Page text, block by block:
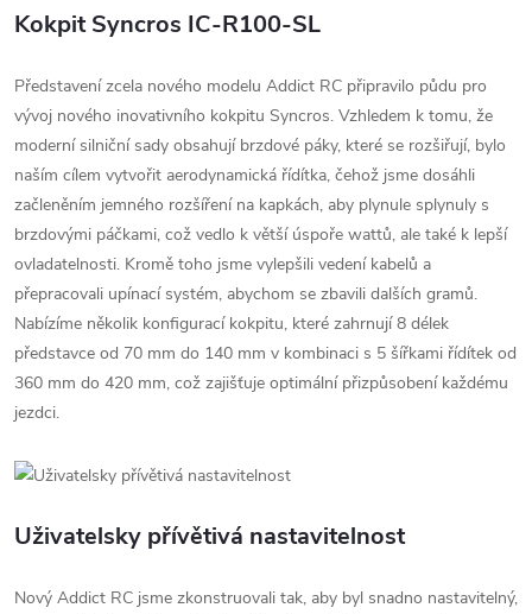
Kokpit Syncros IC-R100-SL
Představení zcela nového modelu Addict RC připravilo půdu pro
vývoj nového inovativního kokpitu Syncros. Vzhledem k tomu, že
moderní silniční sady obsahují brzdové páky, které se rozšiřují, bylo
naším cílem vytvořit aerodynamická řídítka, čehož jsme dosáhli
začleněním jemného rozšíření na kapkách, aby plynule splynuly s
brzdovými páčkami, což vedlo k větší úspoře wattů, ale také k lepší
ovladatelnosti. Kromě toho jsme vylepšili vedení kabelů a
přepracovali upínací systém, abychom se zbavili dalších gramů.
Nabízíme několik konfigurací kokpitu, které zahrnují 8 délek
představce od 70 mm do 140 mm v kombinaci s 5 šířkami řídítek od
360 mm do 420 mm, což zajišťuje optimální přizpůsobení každému
jezdci.
Uživatelsky přívětivá nastavitelnost
Nový Addict RC jsme zkonstruovali tak, aby byl snadno nastavitelný,